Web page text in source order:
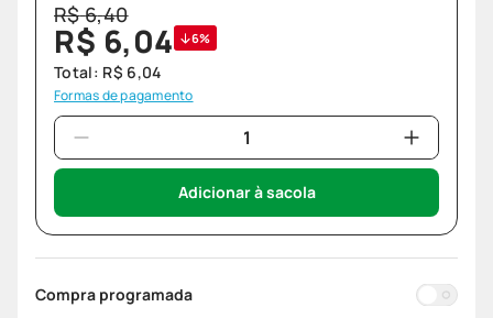
R$6,40
R$ 6,04 6%
Total: R$ 6,04
Formas de pagamento
Adicionar à sacola
Compra programada